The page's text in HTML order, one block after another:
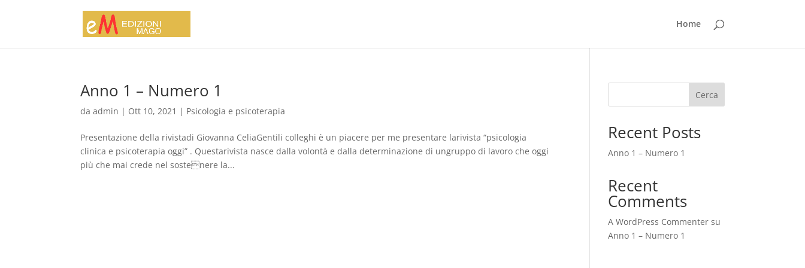
Home
Anno 1 – Numero 1
daadmin | Ott 10, 2021 | Psicologia e psicoterapia
Presentazione della rivistadi Giovanna CeliaGentili colleghi è un piacere per me presentare larivista “psicologia
clinica e psicoterapia oggi” . Questarivista nasce dalla volontà e dalla determinazione di ungruppo di lavoro che oggi
più che mai crede nel sostenere la...
Cerca
Recent Posts
Anno 1 – Numero 1
Recent
Comments
A WordPress Commenter su
Anno 1 – Numero 1